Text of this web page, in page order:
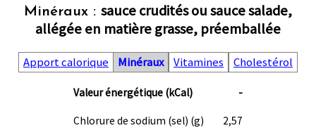
Minéraux : sauce crudités ou sauce salade,
allégée en matière grasse, préemballée
Apport calorique Minéraux Vitamines Cholestérol
Valeur énergétique (kCal) -
Chlorure de sodium (sel) (g)
2,57